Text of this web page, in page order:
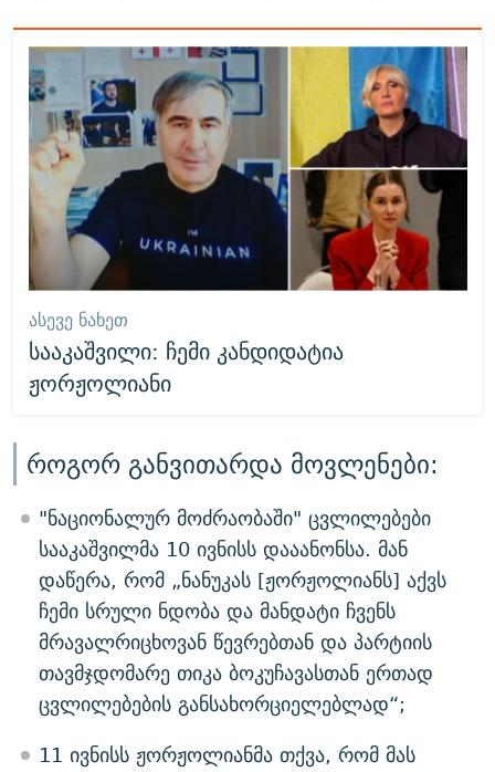
ᲐᲡᲔᲕᲔ ᲜᲐᲮᲔᲗ
სააკაშვილი: ჩემი კანდიდატია
ჟორჟოლიანი
როგორ განვითარდა მოვლენები:
"ნაციონალურ მოძრაობაში" ცვლილებები
სააკაშვილმა 10 ივნისს დააანონსა. მან
დაწერა, რომ „ნანუკას [ჟორჟოლიანს] აქვს
ჩემი სრული ნდობა და მანდატი ჩვენს
მრავალრიცხოვან წევრებთან და პარტიის
თავმჯდომარე თიკა ბოკუჩავასთან ერთად
ცვლილებების განსახორციელებლად“;
11 ივნისს ჟორჟოლიანმა თქვა, რომ მას